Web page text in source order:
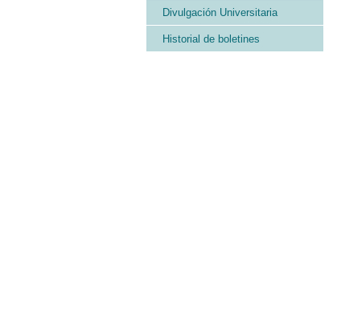
Divulgación Universitaria
Historial de boletines